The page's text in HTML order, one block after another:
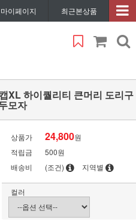
마이페이지 최근본상품
XL 하이퀄리티 큰머리 도리구
모자
상품가 24,800원
적립금
500원
배송비
(조건) 지역별
컬러